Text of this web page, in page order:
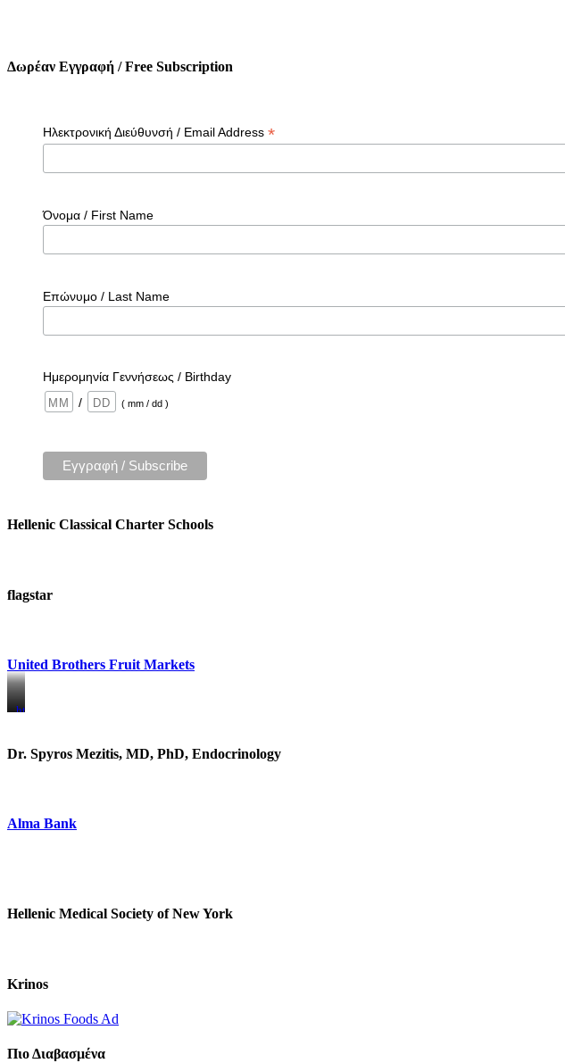
Δωρέαν Εγγραφή / Free Subscription
Ηλεκτρονική Διεύθυνσή / Email Address *
Όνομα / First Name
Επώνυμο / Last Name
Ημερομηνία Γεννήσεως / Birthday
/
( mm / dd )
Hellenic Classical Charter Schools
flagstar
United Brothers Fruit Markets
https://www.unitedbrothersfruitmarkets.com/
https://www.unitedbrothersfruitmarkets.com/
Dr. Spyros Mezitis, MD, PhD, Endocrinology
Alma Bank
Hellenic Medical Society of New York
Krinos
Πιο Διαβασμένα